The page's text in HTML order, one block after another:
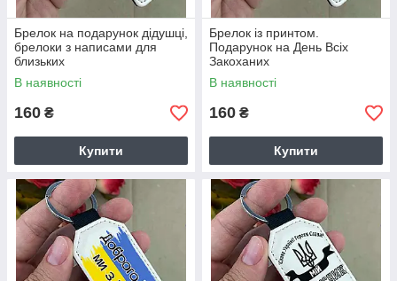
Брелок на подарунок дідушці,
брелоки з написами для
близьких
В наявності
160 ₴
Купити
Брелок із принтом.
Подарунок на День Всіх
Закоханих
В наявності
160 ₴
Купити